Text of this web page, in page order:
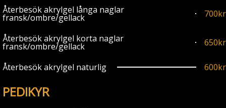
Återbesök akrylgel långa naglar
fransk/ombre/gellack 700kr
Återbesök akrylgel korta naglar
fransk/ombre/gellack 650kr
Återbesök akrylgel naturlig 600kr
PEDIKYR